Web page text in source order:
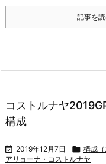
記事を
コストルナヤ
構成
 2019年12月7日  構成（
アリョーナ・コストルナヤ